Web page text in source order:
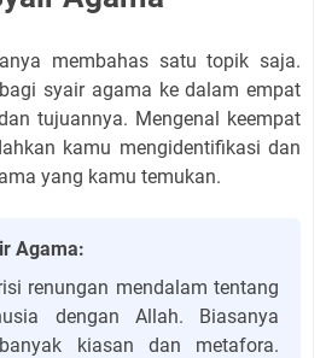
membahas satu topik saja.
syair agama ke dalam empat
tujuannya. Mengenal keempat
kamu mengidentifikasi dan
yang kamu temukan.
Agama:
renungan mendalam tentang
dengan Allah. Biasanya
kiasan dan metafora.